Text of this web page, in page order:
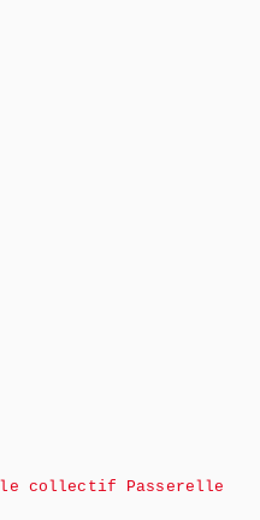
le collectif Passerelle